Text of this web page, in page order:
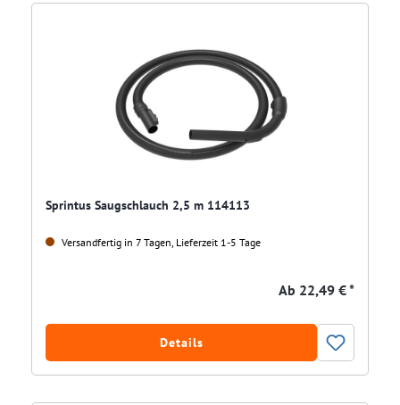
Sprintus Saugschlauch 2,5 m 114113
Versandfertig in 7 Tagen, Lieferzeit 1-5 Tage
Ab 22,49 € *
Details